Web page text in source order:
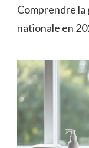
Comprendre la
nationale en